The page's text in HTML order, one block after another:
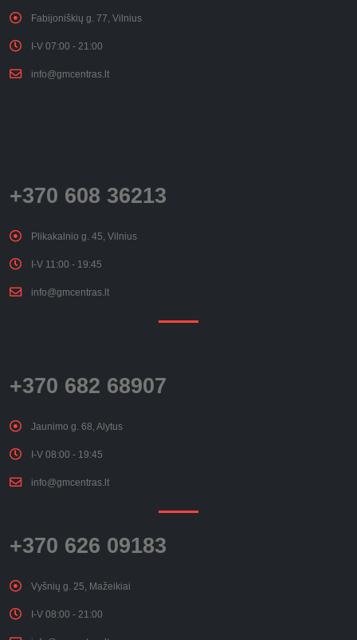
Fabijoniškių g. 77, Vilnius
I-V 07:00 - 21:00
info@gmcentras.lt
+370 608 36213
Plikakalnio g. 45, Vilnius
I-V 11:00 - 19:45
info@gmcentras.lt
+370 682 68907
Jaunimo g. 68, Alytus
I-V 08:00 - 19:45
info@gmcentras.lt
+370 626 09183
Vyšnių g. 25, Mažeikiai
I-V 08:00 - 21:00